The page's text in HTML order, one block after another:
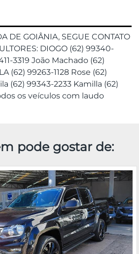
DE GOIÂNIA, SEGUE CONTATO
DIOGO (62) 99340-
3319 João Machado (62)
(62) 99263-1128 Rose (62)
(62) 99343-2233 Kamilla (62)
os veículos com laudo
pode gostar de: